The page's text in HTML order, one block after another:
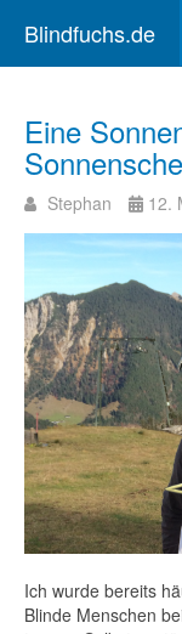
Blindfuchs.de
Eine
Stephan 12.
Ich wurde bereits
Blinde Menschen